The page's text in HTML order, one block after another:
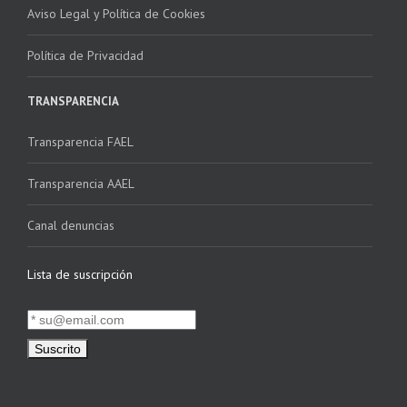
Aviso Legal y Política de Cookies
Política de Privacidad
TRANSPARENCIA
Transparencia FAEL
Transparencia AAEL
Canal denuncias
Lista de suscripción